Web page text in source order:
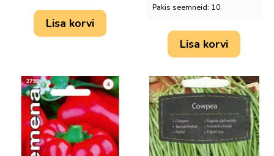
Lisa korvi
Pakis seemneid: 10
Lisa korvi